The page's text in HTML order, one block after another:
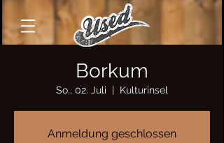
Borkum
So., 02. Juli
  |
Kulturinsel
Anmeldung geschlossen